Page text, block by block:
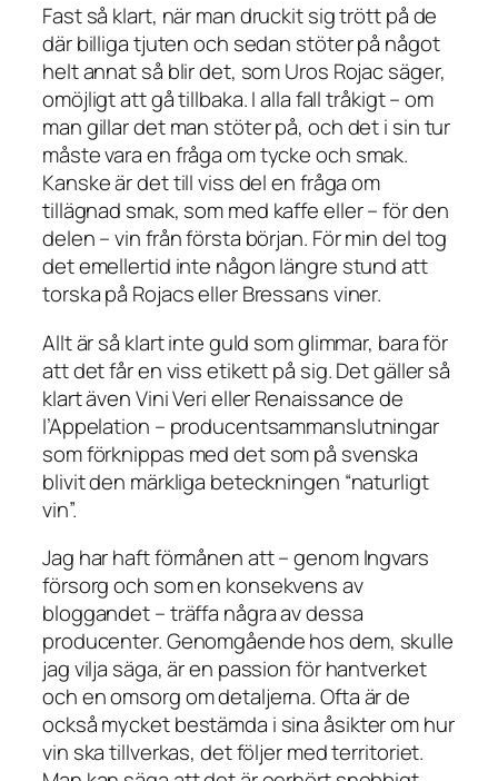
Fast så klart, när man druckit sig trött på de
där billiga tjuten och sedan stöter på något
helt annat så blir det, som Uros Rojac säger,
omöjligt att gå tillbaka. I alla fall tråkigt – om
man gillar det man stöter på, och det i sin tur
måste vara en fråga om tycke och smak.
Kanske är det till viss del en fråga om
tillägnad smak, som med kaffe eller – för den
delen – vin från första början. För min del tog
det emellertid inte någon längre stund att
torska på Rojacs eller Bressans viner.
Allt är så klart inte guld som glimmar, bara för
att det får en viss etikett på sig. Det gäller så
klart även Vini Veri eller Renaissance de
l’Appelation – producentsammanslutningar
som förknippas med det som på svenska
blivit den märkliga beteckningen “naturligt
vin”.
Jag har haft förmånen att – genom Ingvars
försorg och som en konsekvens av
bloggandet – träffa några av dessa
producenter. Genomgående hos dem, skulle
jag vilja säga, är en passion för hantverket
och en omsorg om detaljerna. Ofta är de
också mycket bestämda i sina åsikter om hur
vin ska tillverkas, det följer med territoriet.